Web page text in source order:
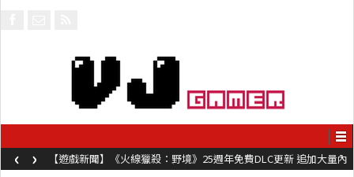
【遊戲新聞】《火線獵殺：野境》25週年免費DLC更新 追加大量內
容同時系舊作限時超平價折扣
‹ ›